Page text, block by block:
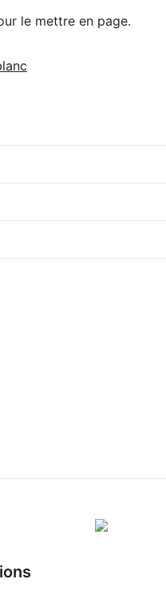
le mettre en page.